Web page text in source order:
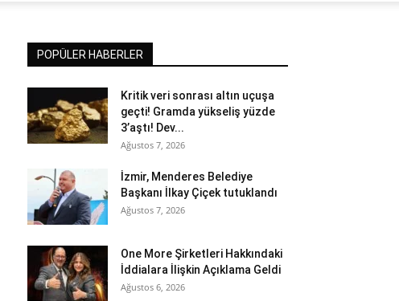
POPÜLER HABERLER
Kritik veri sonrası altın uçuşa
geçti! Gramda yükseliş yüzde
3’aştı! Dev...
Ağustos 7, 2026
İzmir, Menderes Belediye
Başkanı İlkay Çiçek tutuklandı
Ağustos 7, 2026
One More Şirketleri Hakkındaki
İddialara İlişkin Açıklama Geldi
Ağustos 6, 2026